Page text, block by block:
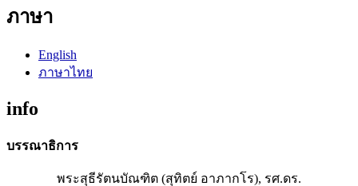
ภาษา
English
ภาษาไทย
info
บรรณาธิการ
พระสุธีรัตนบัณฑิต (สุทิตย์ อาภากโร), รศ.ดร.